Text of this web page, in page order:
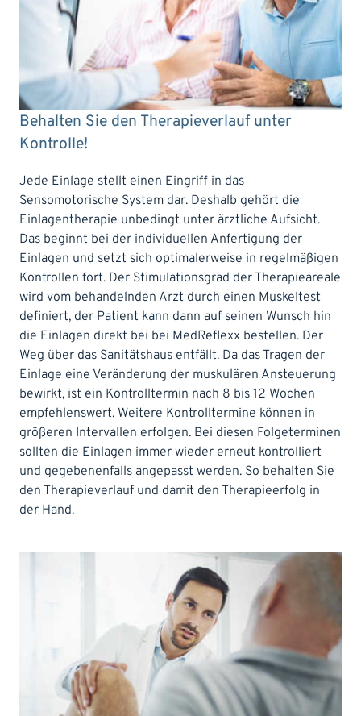
Behalten Sie den Therapieverlauf unter
Kontrolle!
Jede Einlage stellt einen Eingriff in das
Sensomotorische System dar. Deshalb gehört die
Einlagentherapie unbedingt unter ärztliche Aufsicht.
Das beginnt bei der individuellen Anfertigung der
Einlagen und setzt sich optimalerweise in regelmäßigen
Kontrollen fort. Der Stimulationsgrad der Therapieareale
wird vom behandelnden Arzt durch einen Muskeltest
definiert, der Patient kann dann auf seinen Wunsch hin
die Einlagen direkt bei bei MedReflexx bestellen. Der
Weg über das Sanitätshaus entfällt. Da das Tragen der
Einlage eine Veränderung der muskulären Ansteuerung
bewirkt, ist ein Kontrolltermin nach 8 bis 12 Wochen
empfehlenswert. Weitere Kontrolltermine können in
größeren Intervallen erfolgen. Bei diesen Folgeterminen
sollten die Einlagen immer wieder erneut kontrolliert
und gegebenenfalls angepasst werden. So behalten Sie
den Therapieverlauf und damit den Therapieerfolg in
der Hand.